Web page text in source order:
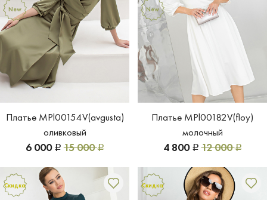
Платье MPl00154V(avgusta)
оливковый
6 000 Р 15 000Р
New
Платье MPl00182V(floy)
молочный
4 800 Р 12 000Р
New
Скидка Скидка